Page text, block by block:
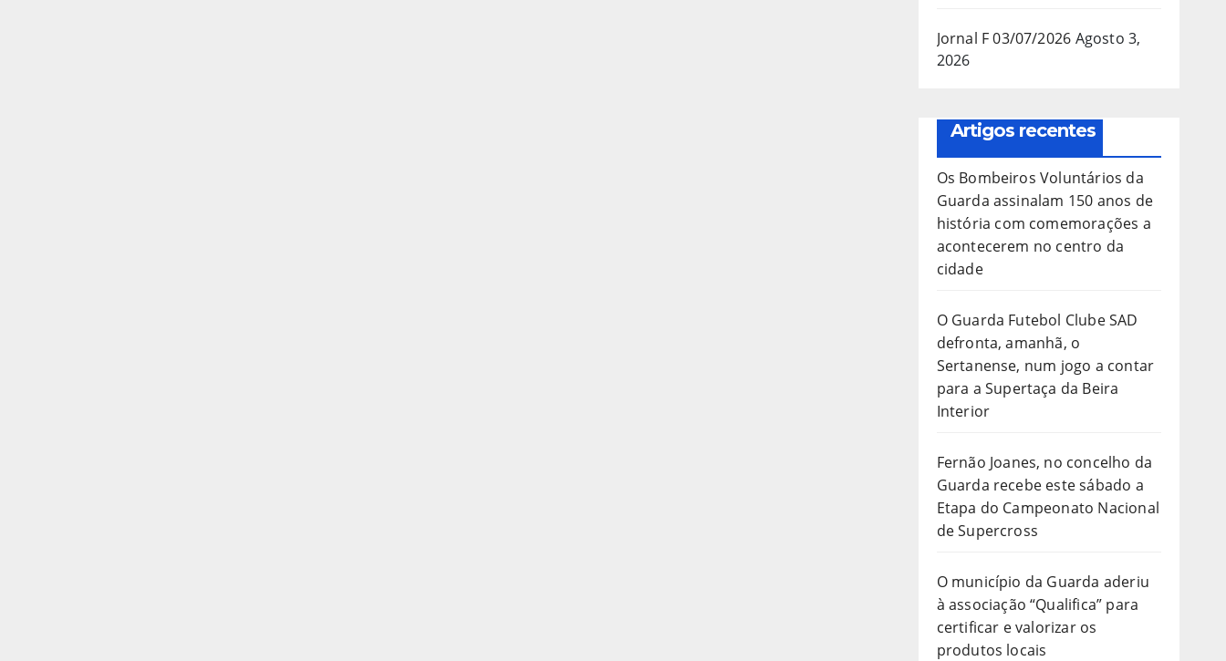
Jornal F 03/07/2026 Agosto 3,
2026
Artigos recentes
Os Bombeiros Voluntários da
Guarda assinalam 150 anos de
história com comemorações a
acontecerem no centro da
cidade
O Guarda Futebol Clube SAD
defronta, amanhã, o
Sertanense, num jogo a contar
para a Supertaça da Beira
Interior
Fernão Joanes, no concelho da
Guarda recebe este sábado a
Etapa do Campeonato Nacional
de Supercross
O município da Guarda aderiu
à associação “Qualifica” para
certificar e valorizar os
produtos locais